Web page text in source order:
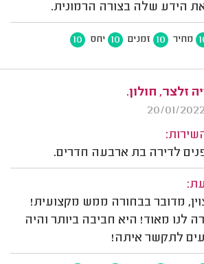
הידע שלה בצורה הרמונית.
מחיר 10 זמנים 10 יחס 10
זלצר, חולון.
לדירה בת ארבעה חדרים.
מדובר בבחורה ממש מקצועית!
לנו מאוד! היא חביבה ביותר והיה
לתקשר איתה!